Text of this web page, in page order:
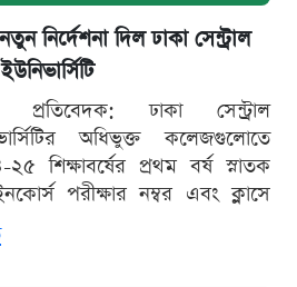
নির্দেশনা দিল ঢাকা সেন্ট্রাল
ইউনিভার্সিটি
প্রতিবেদক: ঢাকা সেন্ট্রাল
অধিভুক্ত কলেজগুলোতে
শিক্ষাবর্ষের প্রথম বর্ষ স্নাতক
পরীক্ষার নম্বর এবং ক্লাসে